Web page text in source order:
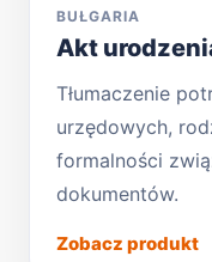
BUŁGARIA
Akt
Tłumaczenie
urzędowych,
formalności
dokumentów.
Zobacz produkt